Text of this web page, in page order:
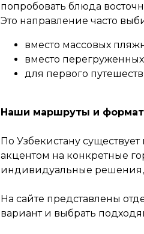
попробовать блюда
Это направление часто
вместо массовых
вместо
для первого
Наши маршруты и
По Узбекистану
акцентом на конкретные
индивидуальные решения,
На сайте представлены
вариант и выбрать